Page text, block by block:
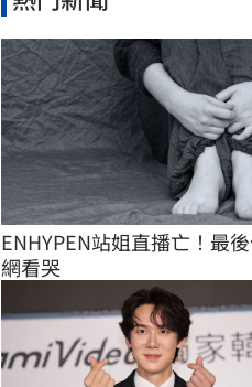
ENHYPEN站姐直播亡！最
網看哭